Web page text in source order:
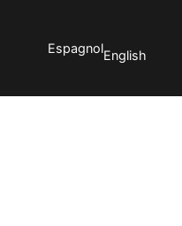
EspagnolEnglish